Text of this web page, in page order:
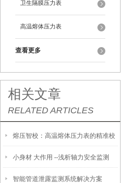
卫生隔膜压力表
高温熔体压力表
查看更多
相关文章
RELATED ARTICLES
熔压智校：高温熔体压力表的精准校
准技术
小身材 大作用 --浅析轴力安全监测
智能管道泄露监测系统解决方案